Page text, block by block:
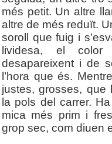
més petit. Un altre
altre de més reduït.
soroll que fuig i
lividesa, el
desapareixent i de
l’hora que és.
justes, grosses,
la pols del carrer.
mica més prim i
grop sec, com diuen